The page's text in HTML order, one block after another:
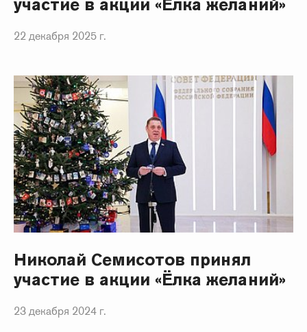
участие в акции «Ёлка желаний»
22 декабря 2025 г.
Николай Семисотов принял
участие в акции «Ёлка желаний»
23 декабря 2024 г.